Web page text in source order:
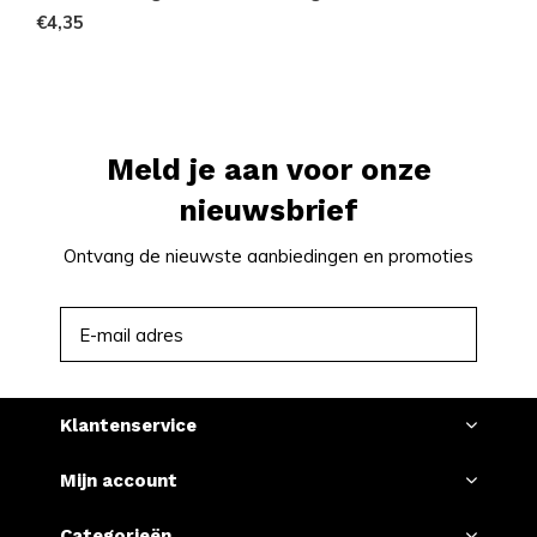
€4,35
Meld je aan voor onze
nieuwsbrief
Ontvang de nieuwste aanbiedingen en promoties
Klantenservice
Mijn account